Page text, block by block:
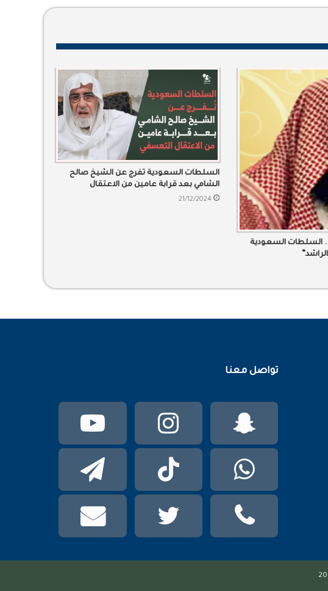
السلطات السعودية
السلطات السعودية تُفرج عن الشيخ صالح
الشامي بعد قرابة عامين من الاعتقال
التعسفي
21/12/2024
تواصل معنا
يوتيوبانستقرام سناب
تشات
تيلقرام TikTok واتساب
mail
عربي
phone